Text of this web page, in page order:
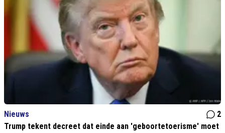
Nieuws
2
Trump tekent decreet dat einde aan 'geboortetoerisme' moet